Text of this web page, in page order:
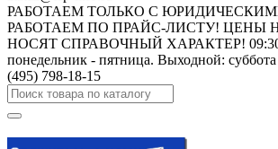
РАБОТАЕМ ТОЛЬКО С
РАБОТАЕМ ПО ПРАЙС-ЛИСТУ! ЦЕНЫ
НОСЯТ СПРАВОЧНЫЙ ХАРАКТЕР! 09:30
понедельник - пятница. Выходной: суббота
(495) 798-18-15